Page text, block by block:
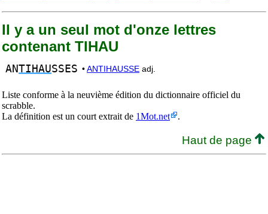
Il y a un seul mot d'onze lettres
contenant TIHAU
ANTIHAUSSES •ANTIHAUSSE adj.
Liste conforme à la neuvième édition du dictionnaire officiel du
scrabble.
La définition est un court extrait de 1Mot.net .
Haut de page